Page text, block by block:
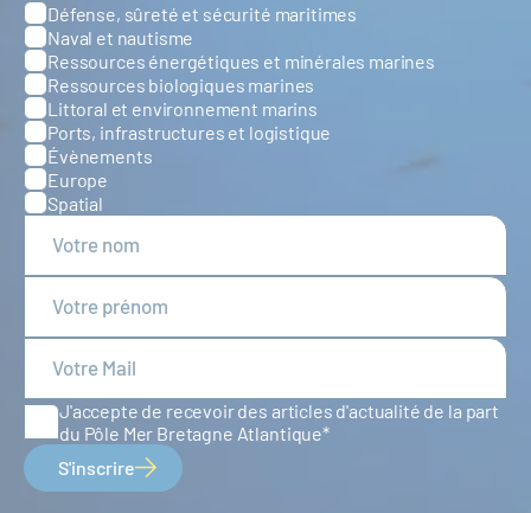
Catégories
Défense, sûreté et sécurité maritimes
Naval et nautisme
Ressources énergétiques et minérales marines
Ressources biologiques marines
Littoral et environnement marins
Ports, infrastructures et logistique
Évènements
Europe
Spatial
J'accepte de recevoir des articles d'actualité de la part
du Pôle Mer Bretagne Atlantique
S'inscrire